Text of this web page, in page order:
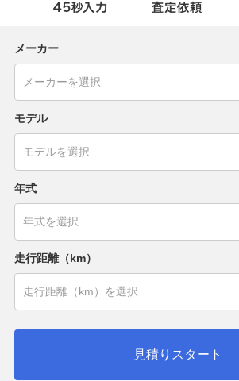
メーカー
モデル
年式
走行距離（km）
見積りスタート